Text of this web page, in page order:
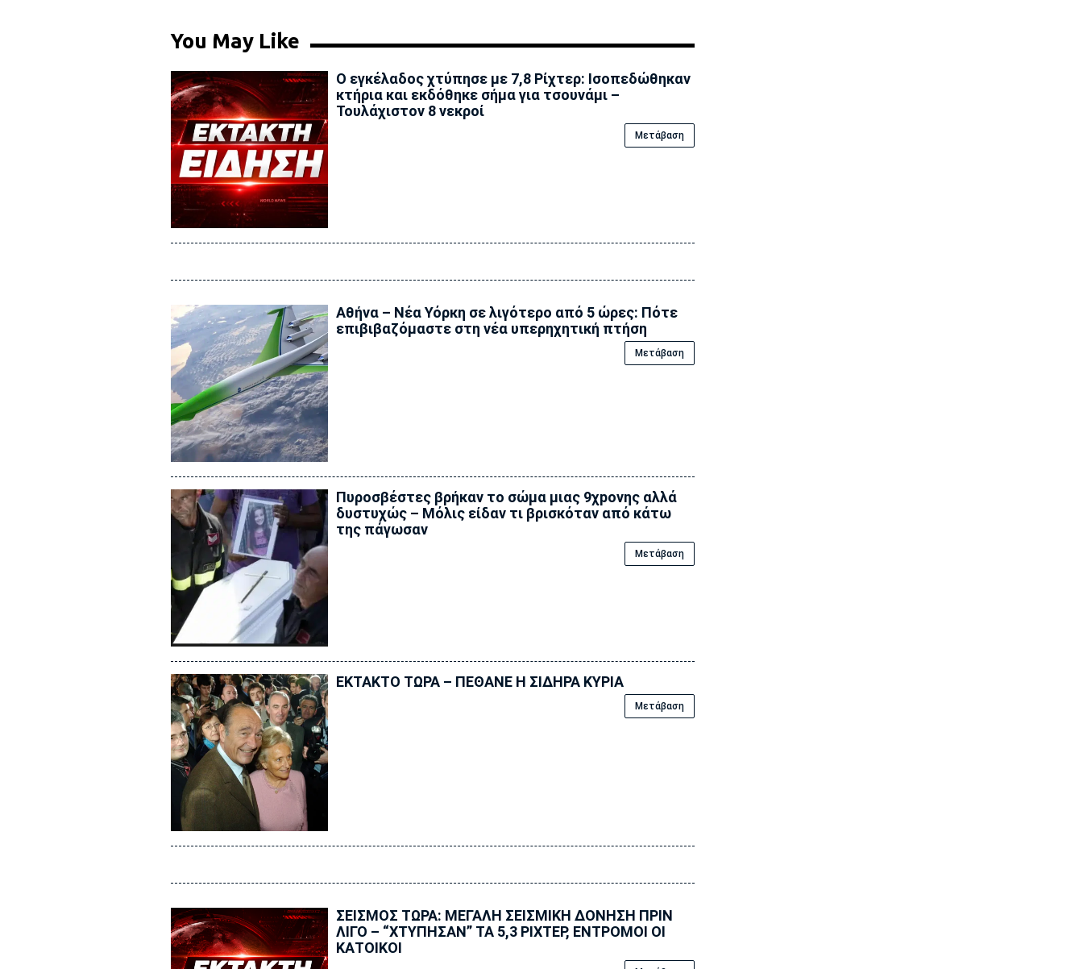
You May Like
Ο εγκέλαδος χτύπησε με 7,8 Ρίχτερ: Ισοπεδώθηκαν
κτήρια και εκδόθηκε σήμα για τσουνάμι –
Τουλάχιστον 8 νεκροί
Μετάβαση
Αθήνα – Νέα Υόρκη σε λιγότερο από 5 ώρες: Πότε
επιβιβαζόμαστε στη νέα υπερηχητική πτήση
Μετάβαση
Πυροσβέστες βρήκαν το σώμα μιας 9χpονης αλλά
δυστυχώς – Μόλις είδαν τι βρισκόταν από κάτω
της πάγωσαν
Μετάβαση
ΕΚΤΑΚΤΟ ΤΩΡΑ – ΠΕΘΑΝΕ Η ΣΙΔΗΡΑ ΚΥΡΙΑ
Μετάβαση
ΣΕΙΣΜΟΣ ΤΩΡΑ: ΜΕΓΑΛΗ ΣΕΙΣΜΙΚΗ ΔΟΝΗΣΗ ΠΡΙΝ
ΛΙΓΟ – “ΧΤΥΠΗΣΑΝ” ΤΑ 5,3 ΡΙΧΤΕΡ, ΕΝΤΡΟΜΟΙ ΟΙ
ΚΑΤΟΙΚΟΙ